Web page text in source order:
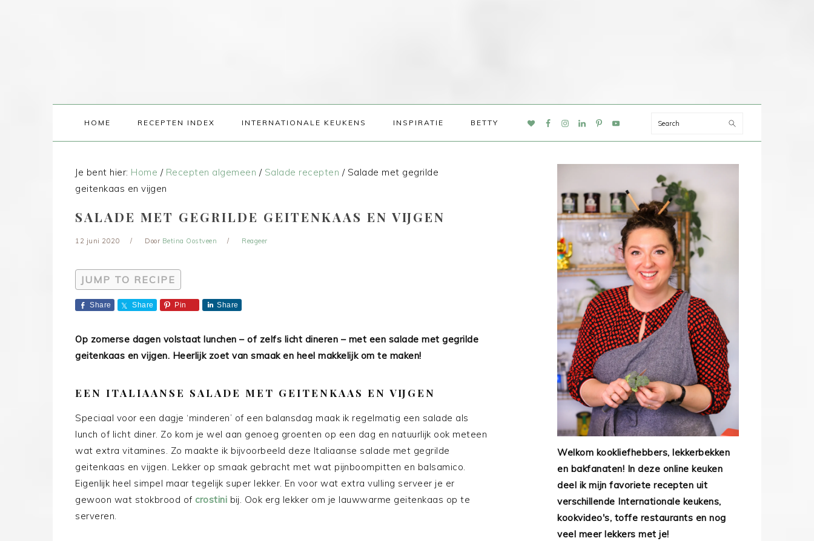
HOME RECEPTEN INDEX INTERNATIONALE KEUKENS INSPIRATIE BETTY
NAV
Search
Je bent hier: Home / Recepten algemeen / Salade recepten /Salade met gegrilde
geitenkaas en vijgen
SALADE MET GEGRILDE GEITENKAAS EN VIJGEN
12 juni 2020 Door Betina Oostveen Reageer
JUMP TO RECIPE
Share Share Pin Share
Op zomerse dagen volstaat lunchen – of zelfs licht dineren – met een salade met gegrilde
geitenkaas en vijgen. Heerlijk zoet van smaak en heel makkelijk om te maken!
EEN ITALIAANSE SALADE MET GEITENKAAS EN VIJGEN
Speciaal voor een dagje ‘minderen’ of een balansdag maak ik regelmatig een salade als
lunch of licht diner. Zo kom je wel aan genoeg groenten op een dag en natuurlijk ook meteen
wat extra vitamines. Zo maakte ik bijvoorbeeld deze Italiaanse salade met gegrilde
geitenkaas en vijgen. Lekker op smaak gebracht met wat pijnboompitten en balsamico.
Eigenlijk heel simpel maar tegelijk super lekker. En voor wat extra vulling serveer je er
gewoon wat stokbrood of crostini bij. Ook erg lekker om je lauwwarme geitenkaas op te
serveren.
Welkom kookliefhebbers, lekkerbekken
en bakfanaten! In deze online keuken
deel ik mijn favoriete recepten uit
verschillende Internationale keukens,
kookvideo's, toffe restaurants en nog
veel meer lekkers met je!